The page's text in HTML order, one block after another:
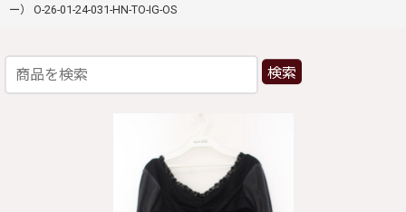
ー） O-26-01-24-031-HN-TO-IG-OS
検索